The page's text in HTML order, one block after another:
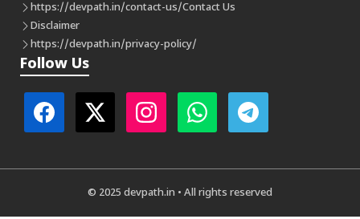
https://devpath.in/contact-us/Contact Us
Disclaimer
https://devpath.in/privacy-policy/
Follow Us
© 2025 devpath.in • All rights reserved